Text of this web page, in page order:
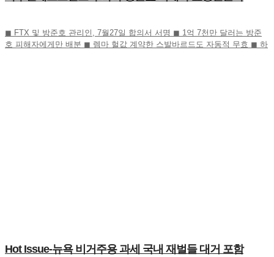
◼ FTX 및 방준호 관리인, 7월27일 합의서 서명 ◼ 1억 7천만 달러는 방준
호 피해자에게만 배분 ◼ 렘마 헐값 계약한 스발바르드도 자동적 무효 ◼ 하
Hot Issue-뉴욕 비거주용 과세 국내 재벌들 대거 포함